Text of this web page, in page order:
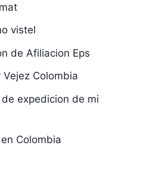
vistel
de Afiliacion Eps
Colombia
expedicion de mi
Colombia